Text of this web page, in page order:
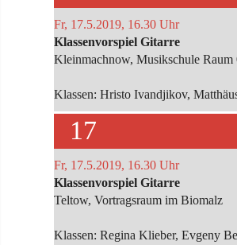
Fr, 17.5.2019, 16.30 Uhr
Klassenvorspiel Gitarre
Kleinmachnow, Musikschule Raum
Klassen: Hristo Ivandjikov,
17
Fr, 17.5.2019, 16.30 Uhr
Klassenvorspiel Gitarre
Teltow, Vortragsraum im Biomalz
Klassen: Regina Klieber, Evgeny